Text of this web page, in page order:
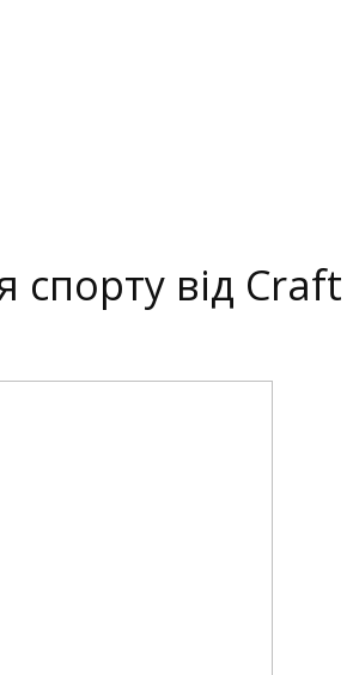
спорту від Craft